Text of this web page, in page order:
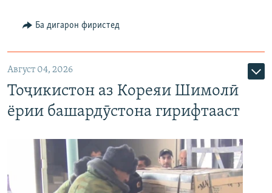
Ба дигарон фиристед
Август 04, 2026
Тоҷикистон аз Кореяи Шимолӣ
ёрии башардӯстона гирифтааст